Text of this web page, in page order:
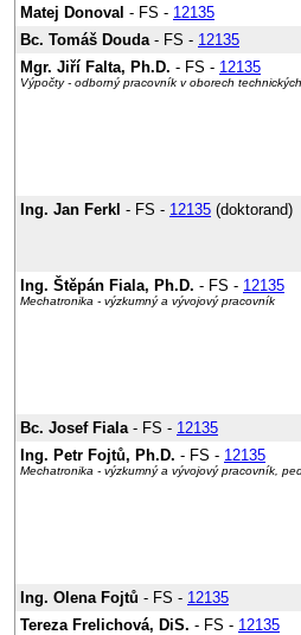
Matej Donoval - FS - 12135
Bc. Tomáš Douda- FS - 12135
Mgr. Jiří Falta, Ph.D. - FS - 12135
Výpočty - odborný pracovník v oborech technických
Ing. Jan Ferkl - FS - 12135 (doktorand)
Ing. Štěpán Fiala, Ph.D. - FS - 12135
Mechatronika - výzkumný a vývojový pracovník
Bc. Josef Fiala- FS - 12135
Ing. Petr Fojtů, Ph.D. - FS - 12135
Mechatronika - výzkumný a vývojový pracovník,
Ing. Olena Fojtů - FS - 12135
Tereza Frelichová, DiS. - FS - 12135